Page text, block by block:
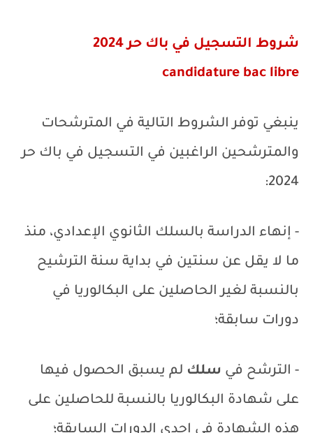
شروط التسجيل في باك حر 2024
candidature bac libre
ينبغي توفر الشروط التالية في المترشحات
والمترشحين الراغبين في التسجيل في باك حر
2024:
- إنهاء الدراسة بالسلك الثانوي الإعدادي، منذ
ما لا يقل عن سنتين في بداية سنة الترشيح
بالنسبة لغير الحاصلين على البكالوريا في
دورات سابقة؛
- الترشح في سلك لم يسبق الحصول فيها
على شهادة البكالوريا بالنسبة للحاصلين على